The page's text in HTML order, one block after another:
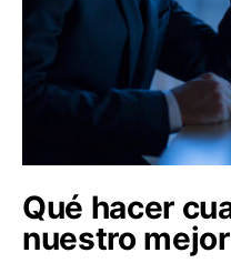
Qué hacer
nuestro